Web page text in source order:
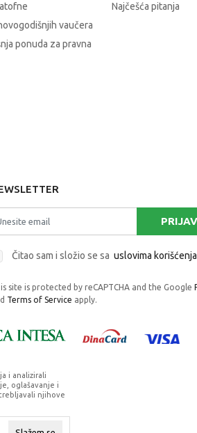
vaučera
ponuda za pravna
Najčešća pitanja
Čitao sam i složio se sa uslovima korišćenja
site is protected by reCAPTCHA and the Google
Terms of Service apply.
i analizirali
oglašavanje i
njihove